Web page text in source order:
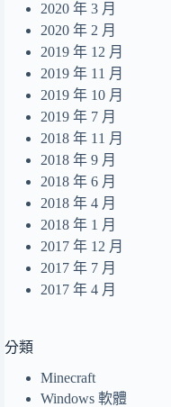
2020 年 3 月
2020 年 2 月
2019 年 12 月
2019 年 11 月
2019 年 10 月
2019 年 7 月
2018 年 11 月
2018 年 9 月
2018 年 6 月
2018 年 4 月
2018 年 1 月
2017 年 12 月
2017 年 7 月
2017 年 4 月
分類
Minecraft
Windows 軟體